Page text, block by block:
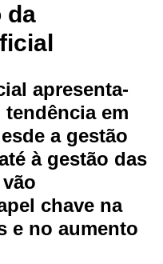
da
apresenta-
em
a gestão
à gestão das
chave na
e no aumento